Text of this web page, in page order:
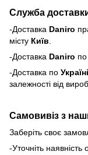
Служба
-Доставка Daniro п
місту Київ.
-Доставка Daniro по
-Доставка по Україні
залежності від
Самовивіз з
Заберіть своє
-Уточніть